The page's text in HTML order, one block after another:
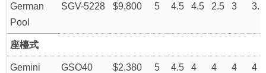
German
Pool
SGV-5228 $9,800 5 4.5 4.5 2.5 3 3.5
座檯式
Gemini GSO40 $2,380 5 4.5 4 4 4 4